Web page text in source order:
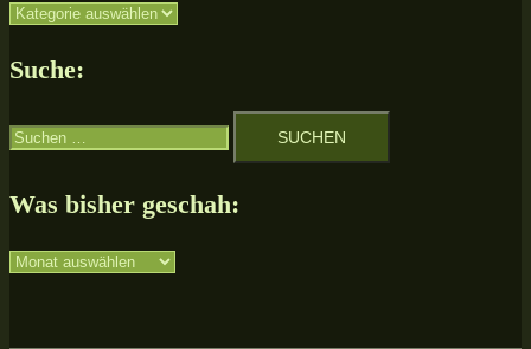
Unsere
Suche:
Suchen
nach:
Was bisher geschah:
Was